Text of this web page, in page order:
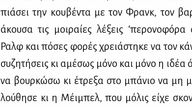
πιά­σει την κου­βέ­ντα με τον Φρανκ, τον
άκου­σα τις μοι­ραί­ες λέ­ξεις
Ραλφ και πό­σες φο­ρές χρειά­στη­κε να τον
συ­ζη­τή­σεις κι αμέ­σως μό­νο και μό­νο η ιδέα
να βουρ­κώ­σω κι έτρε­ξα στο μπά­νιο να μη
λού­θη­σε κι η Μέι­μπελ, που μό­λις εί­χε